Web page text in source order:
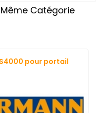
Catégorie
S4000 pour portail